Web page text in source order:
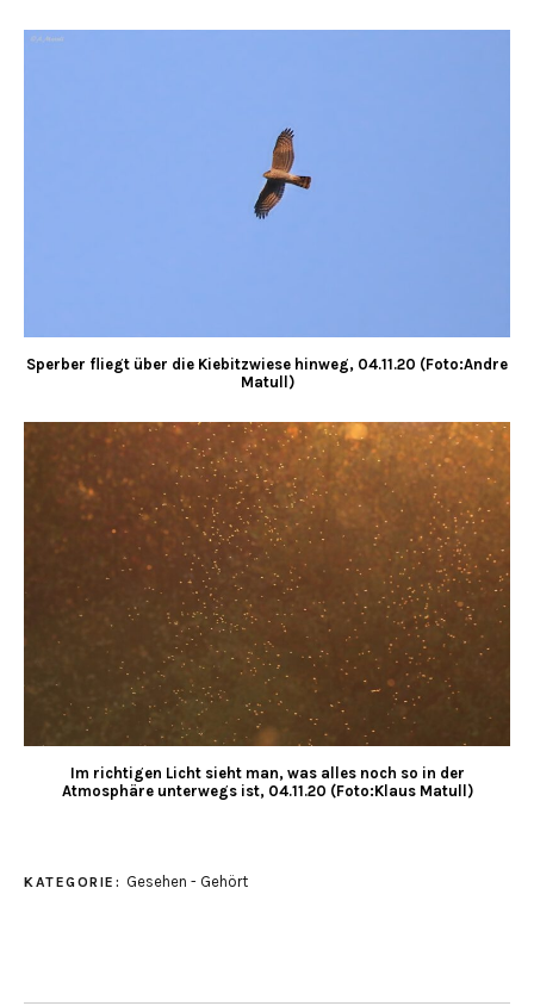
Sperber fliegt über die Kiebitzwiese hinweg, 04.11.20 (Foto:Andre
Matull)
Im richtigen Licht sieht man, was alles noch so in der
Atmosphäre unterwegs ist, 04.11.20 (Foto:Klaus Matull)
KATEGORIE: Gesehen - Gehört